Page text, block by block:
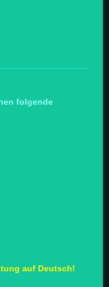
folgende
auf Deutsch!